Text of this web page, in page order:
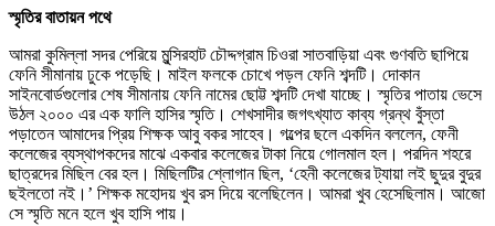
স্মৃতির বাতায়ন পথে
আমরা কুমিল্লা সদর পেরিয়ে মুন্সিরহাট চৌদ্দগ্রাম চিওরা সাতবাড়িয়া এবং গুণবতি ছাপিয়ে
ফেনি সীমানায় ঢুকে পড়েছি। মাইল ফলকে চোখে পড়ল ফেনি শব্দটি। দোকান
সাইনবোর্ডগুলোর শেষ সীমানায় ফেনি নামের ছোট্ট শব্দটি দেখা যাচ্ছে। স্মৃতির পাতায় ভেসে
উঠল ২০০০ এর এক ফালি হাসির স্মৃতি। শেখসাদীর জগৎখ্যাত কাব্য গ্রন্থ বুঁস্তা
পড়াতেন আমাদের প্রিয় শিক্ষক আবু বকর সাহেব। গল্পের ছলে একদিন বললেন, ফেনী
কলেজের ব্যস্থাপকদের মাঝে একবার কলেজের টাকা নিয়ে গোলমাল হল। পরদিন শহরে
ছাত্রদের মিছিল বের হল। মিছিলটির শ্লোগান ছিল, ‘হেনী কলেজের ট্যায়া লই ছুদুর বুদুর
ছইলতো নই।’ শিক্ষক মহোদয় খুব রস দিয়ে বলেছিলেন। আমরা খুব হেসেছিলাম। আজো
সে স্মৃতি মনে হলে খুব হাসি পায়।